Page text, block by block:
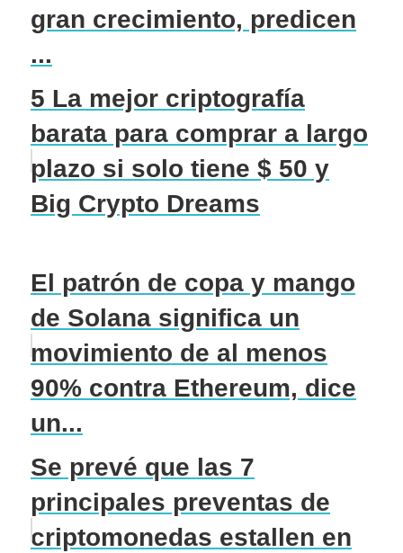
gran crecimiento, predicen
...
5 La mejor criptografía
barata para comprar a largo
plazo si solo tiene $ 50 y
Big Crypto Dreams
El patrón de copa y mango
de Solana significa un
movimiento de al menos
90% contra Ethereum, dice
un...
Se prevé que las 7
principales preventas de
criptomonedas estallen en